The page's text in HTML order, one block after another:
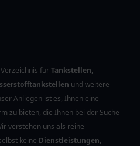
fürTankstellen,
und weitere
Anliegen ist es, Ihnen eine
zu bieten, die Ihnen bei der Suche
verstehen uns als reine
keine Dienstleistungen,